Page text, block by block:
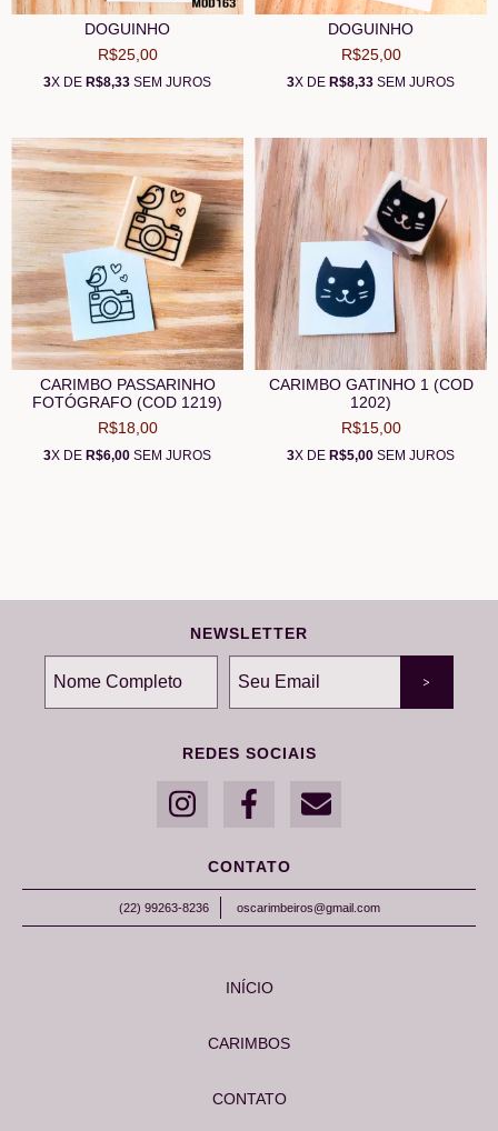
DOGUINHO
R$25,00
3X DE R$8,33 SEM JUROS
DOGUINHO
R$25,00
3X DE R$8,33 SEM JUROS
CARIMBO PASSARINHO
FOTÓGRAFO (COD 1219)
R$18,00
3X DE R$6,00 SEM JUROS
CARIMBO GATINHO 1 (COD
1202)
R$15,00
3X DE R$5,00 SEM JUROS
NEWSLETTER
REDES SOCIAIS
CONTATO
(22) 99263-8236 oscarimbeiros@gmail.com
INÍCIO
CARIMBOS
CONTATO